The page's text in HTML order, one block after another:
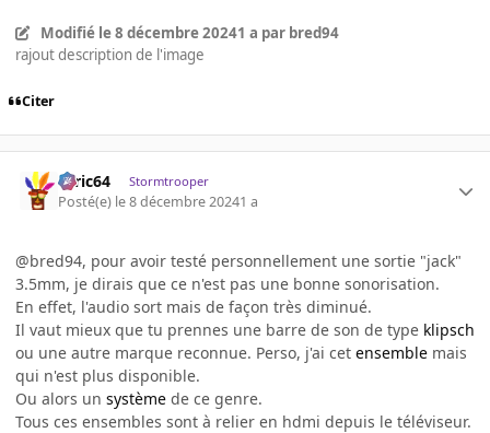
Modifié le 8 décembre 20241 a par bred94
rajout description de l'image
Citer
ceric64 Stormtrooper
Posté(e) le 8 décembre 20241 a
@bred94, pour avoir testé personnellement une sortie "jack"
3.5mm, je dirais que ce n'est pas une bonne sonorisation.
En effet, l'audio sort mais de façon très diminué.
Il vaut mieux que tu prennes une barre de son de type klipsch
ou une autre marque reconnue. Perso, j'ai cet ensemble mais
qui n'est plus disponible.
Ou alors un système de ce genre.
Tous ces ensembles sont à relier en hdmi depuis le téléviseur.